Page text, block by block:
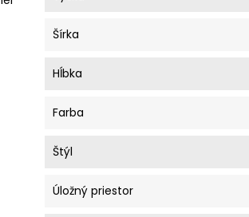
Šírka
Hĺbka
Farba
Štýl
Úložný priestor